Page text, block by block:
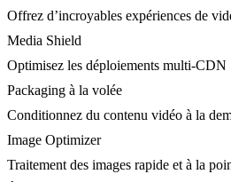
Offrez d’incroyables expériences de
Media Shield
Optimisez les déploiements multi-CDN
Packaging à la volée
Conditionnez du contenu vidéo à la
Image Optimizer
Traitement des images rapide et à la